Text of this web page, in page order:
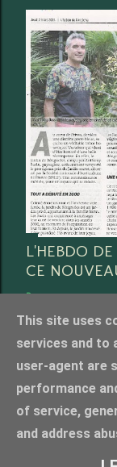
L'HEBDO
CE
Partager 3
Crédit photo Anthony
This site uses
services and to
user-agent are
performance
of service,
and address